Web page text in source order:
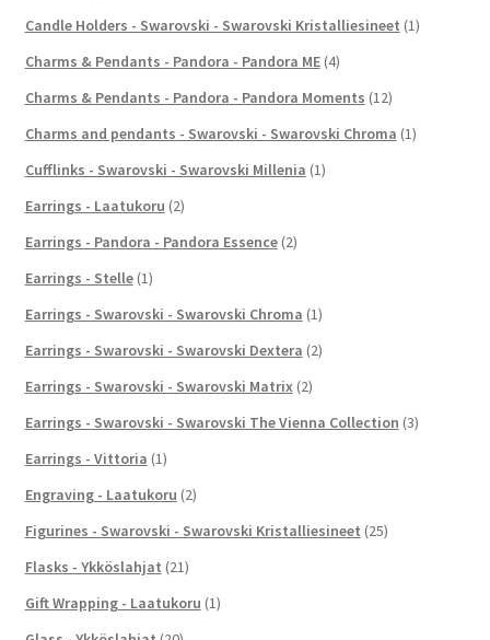
Candle Holders - Swarovski - Swarovski Kristalliesineet (1)
Charms & Pendants - Pandora - Pandora ME (4)
Charms & Pendants - Pandora - Pandora Moments (12)
Charms and pendants - Swarovski - Swarovski Chroma (1)
Cufflinks - Swarovski - Swarovski Millenia (1)
Earrings - Laatukoru (2)
Earrings - Pandora - Pandora Essence (2)
Earrings - Stelle (1)
Earrings - Swarovski - Swarovski Chroma (1)
Earrings - Swarovski - Swarovski Dextera (2)
Earrings - Swarovski - Swarovski Matrix (2)
Earrings - Swarovski - Swarovski The Vienna Collection (3)
Earrings - Vittoria (1)
Engraving - Laatukoru (2)
Figurines - Swarovski - Swarovski Kristalliesineet (25)
Flasks - Ykköslahjat (21)
Gift Wrapping - Laatukoru (1)